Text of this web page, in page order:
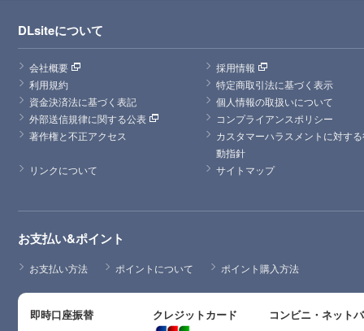
DLsiteについて
会社概要
採用情報
利用規約
特定商取引法に基づく表示
資金決済法に基づく表記
個人情報の取扱いについて
外部送信規律に関する公表
コンプライアンスポリシー
著作権と不正アクセス
カスタマーハラスメントに対す
動指針
リンクについて
サイトマップ
お支払い&ポイント
お支払い方法 ポイントについて ポイント購入方法
即時口座振替 クレジットカード コンビニ・ネット